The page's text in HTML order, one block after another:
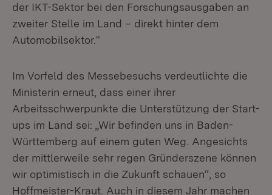
der IKT-Sektor bei den Forschungsausgaben an
zweiter Stelle im Land – direkt hinter dem
Automobilsektor.“
Im Vorfeld des Messebesuchs verdeutlichte die
Ministerin erneut, dass einer ihrer
Arbeitsschwerpunkte die Unterstützung der Start-
ups im Land sei: „Wir befinden uns in Baden-
Württemberg auf einem guten Weg. Angesichts
der mittlerweile sehr regen Gründerszene können
wir optimistisch in die Zukunft schauen“, so
Hoffmeister-Kraut. Auch in diesem Jahr machen